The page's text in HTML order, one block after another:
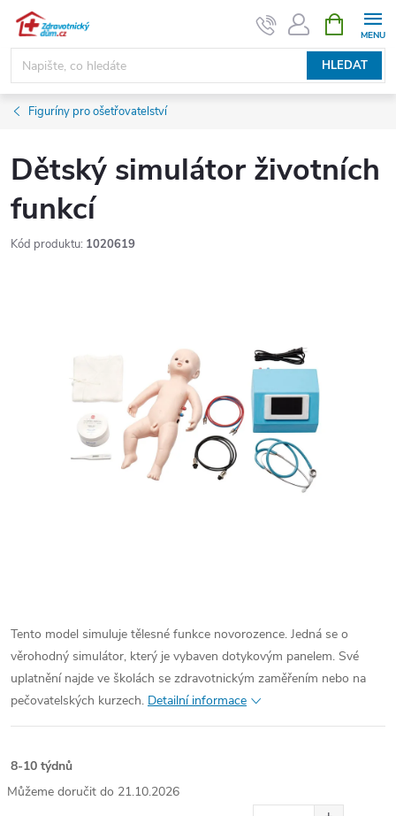
Přejít
obsah
HLEDAT
NÁKUPNÍ
KOŠÍK
Figuríny pro ošetřovatelství
Dětský simulátor životních
funkcí
Kód produktu: 1020619
Tento model simuluje tělesné funkce novorozence. Jedná se o
věrohodný simulátor, který je vybaven dotykovým panelem. Své
uplatnění najde ve školách se zdravotnickým zaměřením nebo na
pečovatelských kurzech. Detailní informace
8-10 týdnů
21.10.2026